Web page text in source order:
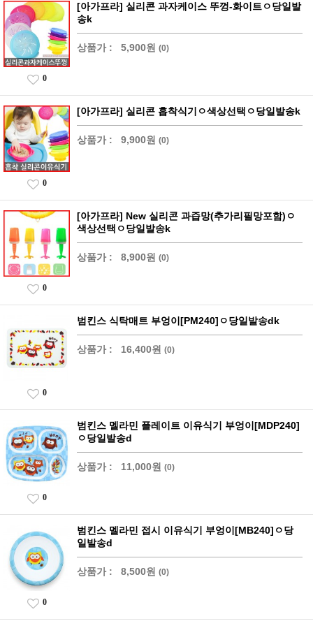
[아가프라] 실리콘 과자케이스 뚜껑-화이트ㅇ당일발
송k
상품가 : 5,900원 (0)
0
[아가프라] 실리콘 흡착식기ㅇ색상선택ㅇ당일발송k
상품가 : 9,900원 (0)
0
[아가프라] New 실리콘 과즙망(추가리필망포함)ㅇ
색상선택ㅇ당일발송k
상품가 : 8,900원 (0)
0
범킨스 식탁매트 부엉이[PM240]ㅇ당일발송dk
상품가 : 16,400원 (0)
0
범킨스 멜라민 플레이트 이유식기 부엉이[MDP240]
ㅇ당일발송d
상품가 : 11,000원 (0)
0
범킨스 멜라민 접시 이유식기 부엉이[MB240]ㅇ당
일발송d
상품가 : 8,500원 (0)
0